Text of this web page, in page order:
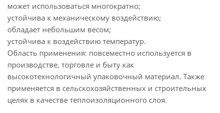
может использоваться многократно;
устойчива к механическому воздействию;
обладает небольшим весом;
устойчива к воздействию температур.
Область применения: повсеместно используется в
производстве, торговле и быту как
высокотехнологичный упаковочный материал. Также
применяется в сельскохозяйственных и строительных
целях в качестве теплоизоляционного слоя.